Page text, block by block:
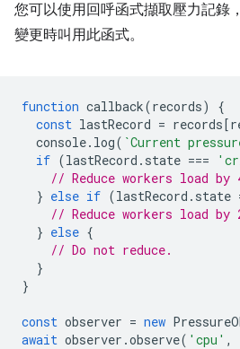
您可以使用回呼函式擷取壓力記錄
變更時叫用此函式。
function callback(records)
{
const lastRecord = records[
console. log( `Current
if (lastRecord . state ===
// Reduce workers load by
} else if (lastRecord . state
// Reduce workers load by
} else {
// Do not reduce.
}
}
const observer = new
await observer .observe( 'cpu' ,